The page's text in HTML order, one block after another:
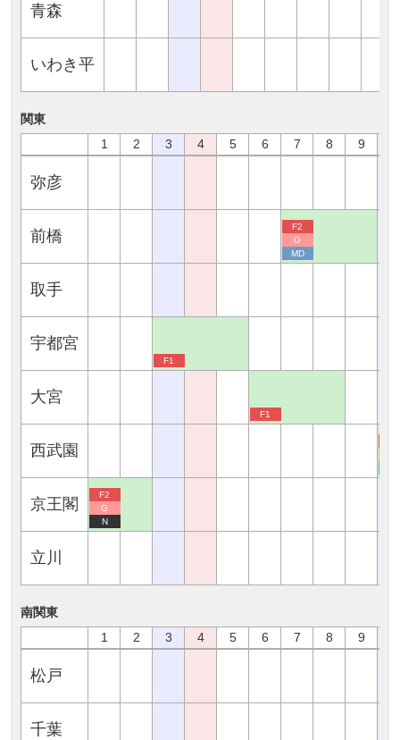
青森
いわき平
関東
1
2 3 4 5 6 7 8 9
弥彦
前橋
F2
G
MD
取手
宇都宮
F1
大宮
F1
西武園
京王閣
F2
G
N
立川
南関東
1
2 3 4 5 6 7 8 9
松戸
千葉